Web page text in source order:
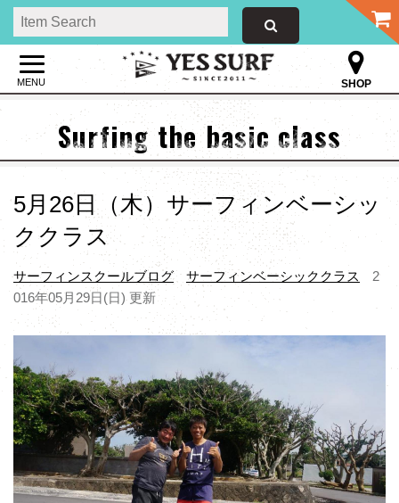
MENU SHOP
Surfing the basic class
5月26日（木）サーフィンベーシッ
ククラス
サーフィンスクールブログ サーフィンベーシッククラス
2
016年05月29日(日) 更新